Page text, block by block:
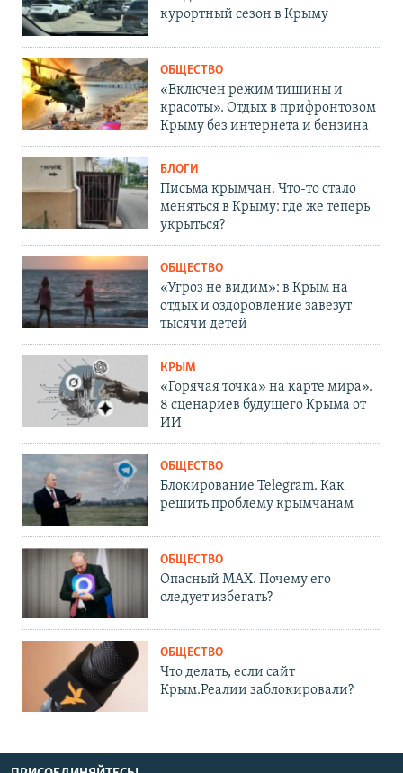
курортный сезон в Крыму
ОБЩЕСТВО
«Включен режим тишины и
красоты». Отдых в прифронтовом
Крыму без интернета и бензина
БЛОГИ
Письма крымчан. Что-то стало
меняться в Крыму: где же теперь
укрыться?
ОБЩЕСТВО
«Угроз не видим»: в Крым на
отдых и оздоровление завезут
тысячи детей
КРЫМ
«Горячая точка» на карте мира».
8 сценариев будущего Крыма от
ИИ
ОБЩЕСТВО
Блокирование Telegram. Как
решить проблему крымчанам
ОБЩЕСТВО
Опасный MAX. Почему его
следует избегать?
ОБЩЕСТВО
Что делать, если сайт
Крым.Реалии заблокировали?